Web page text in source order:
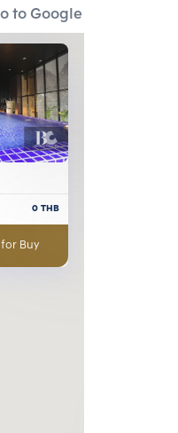
to Google Map
0THB
Buy